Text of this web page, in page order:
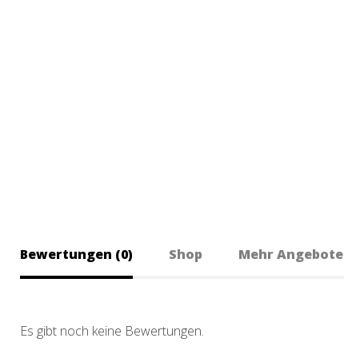
Bewertungen (0) Shop Mehr Angebote
Es gibt noch keine Bewertungen.